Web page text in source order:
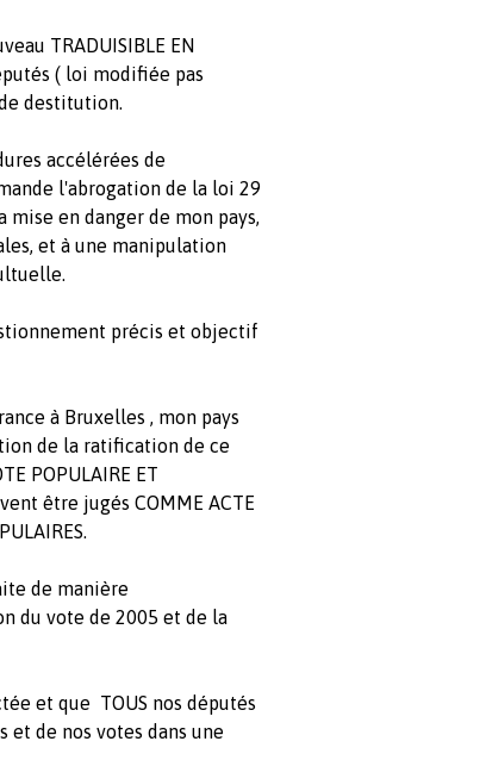
TRADUISIBLE EN
( loi modifiée pas
destitution.
accélérées de
l'abrogation de la loi 29
en danger de mon pays,
et à une manipulation
précis et objectif
à Bruxelles , mon pays
de la ratification de ce
POPULAIRE ET
être jugés COMME ACTE
de manière
du vote de 2005 et de la
et que TOUS nos députés
et de nos votes dans une